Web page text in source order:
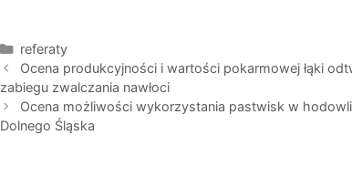
Kategorie
referaty
Ocena produkcyjności i wartości pokarmowej łąki
zabiegu zwalczania nawłoci
Ocena możliwości wykorzystania pastwisk w
Dolnego Śląska